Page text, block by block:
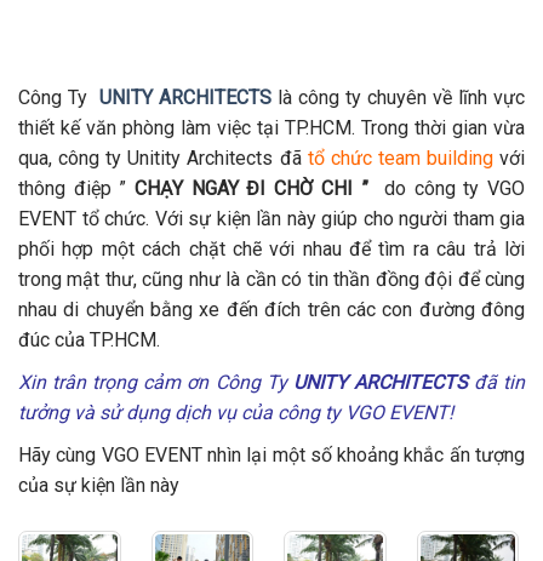
Công Ty UNITY ARCHITECTS là công ty chuyên về lĩnh vực
thiết kế văn phòng làm việc tại TP.HCM. Trong thời gian vừa
qua, công ty Unitity Architects đã tổ chức team buildingvới
thông điệp ”CHẠY NGAY ĐI CHỜ CHI ”
do công ty VGO
EVENT tổ chức. Với sự kiện lần này giúp cho người tham gia
phối hợp một cách chặt chẽ với nhau để tìm ra câu trả lời
trong mật thư, cũng như là cần có tin thần đồng đội để cùng
nhau di chuyển bằng xe đến đích trên các con đường đông
đúc của TP.HCM.
Xin trân trọng cảm ơn Công Ty UNITY ARCHITECTS đã tin
tưởng và sử dụng dịch vụ của công ty VGO EVENT!
Hãy cùng VGO EVENT nhìn lại một số khoảng khắc ấn tượng
của sự kiện lần này